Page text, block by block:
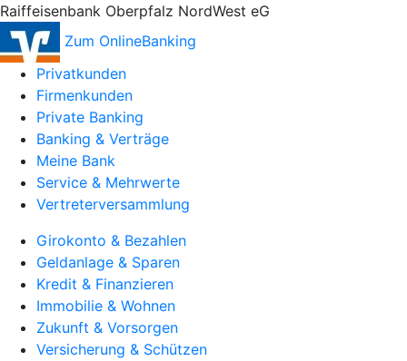
Raiffeisenbank Oberpfalz NordWest eG
Zum OnlineBanking
Privatkunden
Firmenkunden
Private Banking
Banking & Verträge
Meine Bank
Service & Mehrwerte
Vertreterversammlung
Girokonto & Bezahlen
Geldanlage & Sparen
Kredit & Finanzieren
Immobilie & Wohnen
Zukunft & Vorsorgen
Versicherung & Schützen